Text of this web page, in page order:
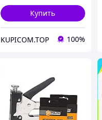
Купить
KUPICOM.TOP 100%